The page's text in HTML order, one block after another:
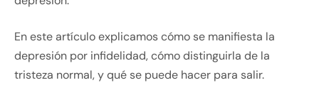
En este artículo explicamos cómo se manifiesta la
depresión por infidelidad, cómo distinguirla de la
tristeza normal, y qué se puede hacer para salir.